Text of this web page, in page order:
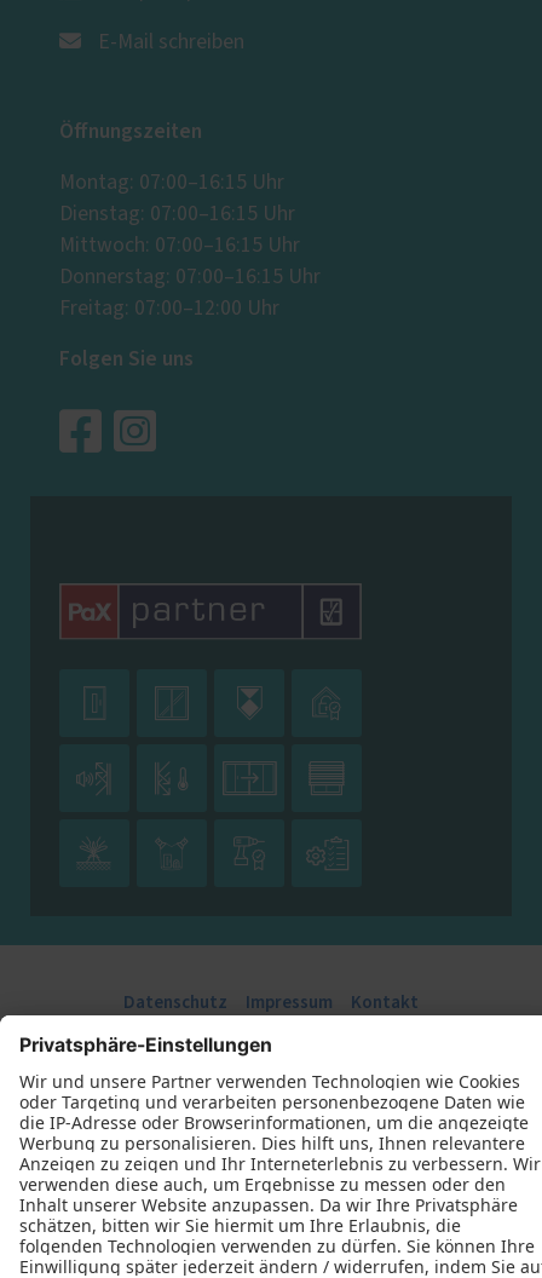
E-Mail schreiben
Öffnungszeiten
Montag: 07:00–16:15 Uhr
Dienstag: 07:00–16:15 Uhr
Mittwoch: 07:00–16:15 Uhr
Donnerstag: 07:00–16:15 Uhr
Freitag: 07:00–12:00 Uhr
Folgen Sie uns
   
   
   
Datenschutz Impressum
Kontakt
Schreinerei Freundorfer GmbH © 2026